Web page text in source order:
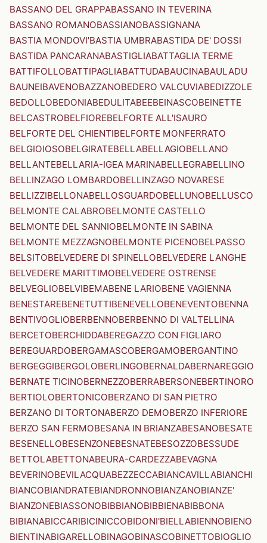
BASSANO DEL GRAPPABASSANO IN TEVERINA
BASSANO ROMANOBASSIANOBASSIGNANA
BASTIA MONDOVI'BASTIA UMBRABASTIDA DE' DOSSI
BASTIDA PANCARANABASTIGLIABATTAGLIA TERME
BATTIFOLLOBATTIPAGLIABATTUDABAUCINABAULADU
BAUNEIBAVENOBAZZANOBEDERO VALCUVIABEDIZZOLE
BEDOLLOBEDONIABEDULITABEEBEINASCOBEINETTE
BELCASTROBELFIOREBELFORTE ALL'ISAURO
BELFORTE DEL CHIENTIBELFORTE MONFERRATO
BELGIOIOSOBELGIRATEBELLABELLAGIOBELLANO
BELLANTEBELLARIA-IGEA MARINABELLEGRABELLINO
BELLINZAGO LOMBARDOBELLINZAGO NOVARESE
BELLIZZIBELLONABELLOSGUARDOBELLUNOBELLUSCO
BELMONTE CALABROBELMONTE CASTELLO
BELMONTE DEL SANNIOBELMONTE IN SABINA
BELMONTE MEZZAGNOBELMONTE PICENOBELPASSO
BELSITOBELVEDERE DI SPINELLOBELVEDERE LANGHE
BELVEDERE MARITTIMOBELVEDERE OSTRENSE
BELVEGLIOBELVIBEMABENE LARIOBENE VAGIENNA
BENESTAREBENETUTTIBENEVELLOBENEVENTOBENNA
BENTIVOGLIOBERBENNOBERBENNO DI VALTELLINA
BERCETOBERCHIDDABEREGAZZO CON FIGLIARO
BEREGUARDOBERGAMASCOBERGAMOBERGANTINO
BERGEGGIBERGOLOBERLINGOBERNALDABERNAREGGIO
BERNATE TICINOBERNEZZOBERRABERSONEBERTINORO
BERTIOLOBERTONICOBERZANO DI SAN PIETRO
BERZANO DI TORTONABERZO DEMOBERZO INFERIORE
BERZO SAN FERMOBESANA IN BRIANZABESANOBESATE
BESENELLOBESENZONEBESNATEBESOZZOBESSUDE
BETTOLABETTONABEURA-CARDEZZABEVAGNA
BEVERINOBEVILACQUABEZZECCABIANCAVILLABIANCHI
BIANCOBIANDRATEBIANDRONNOBIANZANOBIANZE'
BIANZONEBIASSONOBIBBIANOBIBBIENABIBBONA
BIBIANABICCARIBICINICCOBIDONI'BIELLABIENNOBIENO
BIENTINABIGARELLOBINAGOBINASCOBINETTOBIOGLIO